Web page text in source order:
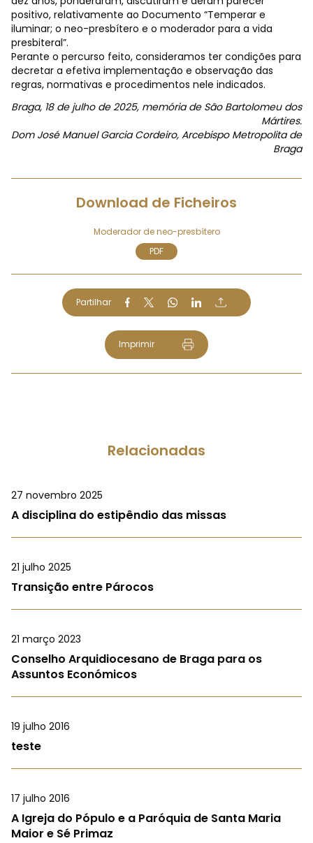
positivo, relativamente ao Documento “Temperar e
iluminar; o neo-presbítero e o moderador para a vida
presbiteral”.
Perante o percurso feito, consideramos ter condições para
decretar a efetiva implementação e observação das
regras, normativas e procedimentos nele indicados.
Braga, 18 de julho de 2025, memória de São Bartolomeu dos
Mártires.
Dom José Manuel Garcia Cordeiro, Arcebispo Metropolita de
Braga
Download de Ficheiros
Moderador de neo-presbítero
PDF
Partilhar
Imprimir
Relacionadas
27 novembro 2025
A disciplina do estipêndio das missas
21 julho 2025
Transição entre Párocos
21 março 2023
Conselho Arquidiocesano de Braga para os
Assuntos Económicos
19 julho 2016
teste
17 julho 2016
A Igreja do Pópulo e a Paróquia de Santa Maria
Maior e Sé Primaz